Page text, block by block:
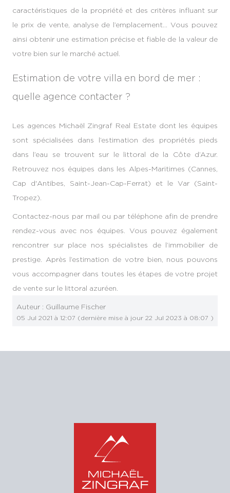
caractéristiques de la propriété et des critères influant sur
le prix de vente, analyse de l’emplacement… Vous pouvez
ainsi obtenir une estimation précise et fiable de la valeur de
votre bien sur le marché actuel.
Estimation de votre villa en bord de mer :
quelle agence contacter ?
Les agences Michaël Zingraf Real Estate dont les équipes
sont spécialisées dans l’estimation des propriétés pieds
dans l’eau se trouvent sur le littoral de la Côte d’Azur.
Retrouvez nos équipes dans les Alpes-Maritimes (Cannes,
Cap d'Antibes, Saint-Jean-Cap-Ferrat) et le Var (Saint-
Tropez).
Contactez-nous par mail ou par téléphone afin de prendre
rendez-vous avec nos équipes. Vous pouvez également
rencontrer sur place nos spécialistes de l’immobilier de
prestige. Après l’estimation de votre bien, nous pouvons
vous accompagner dans toutes les étapes de votre projet
de vente sur le littoral azuréen.
Auteur : Guillaume Fischer
05 Jul 2021 à 12:07 (dernière mise à jour 22 Jul 2023 à 08:07 )